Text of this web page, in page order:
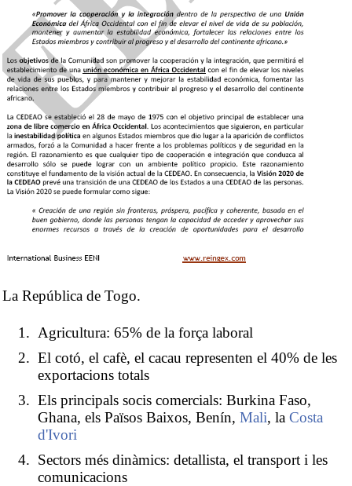
La República de Togo.
Agricultura: 65% de la força laboral
El cotó, el cafè, el cacau representen el 40% de les
exportacions totals
Els principals socis comercials: Burkina Faso,
Ghana, els Països Baixos, Benín, Mali, la Costa
d'Ivori
Sectors més dinàmics: detallista, el transport i les
comunicacions